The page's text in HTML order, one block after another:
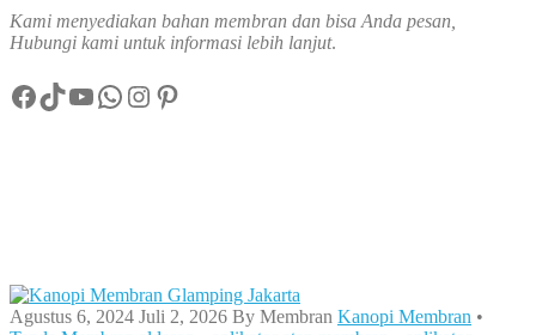
Kami menyediakan bahan membran dan bisa Anda pesan,
Hubungi kami untuk informasi lebih lanjut.
Facebook
TikTok
YouTube
WhatsApp
Instagram
Pinterest
Agustus 6, 2024 Juli 2, 2026 By Membran Kanopi Membran •